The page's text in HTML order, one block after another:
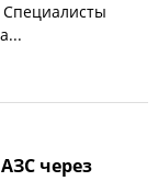
через